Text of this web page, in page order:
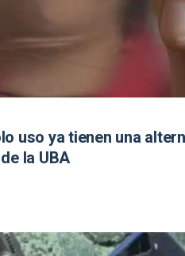
uso ya tienen una
la UBA